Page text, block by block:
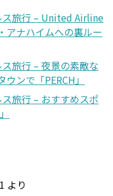
ス旅行 – United Airline
アナハイムへの裏ルー
旅行 – 夜景の素敵な
ンで「PERCH」
旅行 – おすすめスポ
より